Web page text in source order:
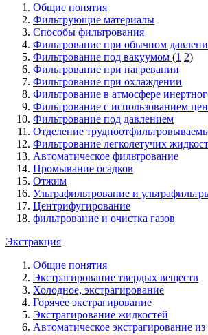
Общие понятия
Фильтрующие материалы
Способы фильтрования
Фильтрование при обычном
Фильтрование под вакуумом (1 2)
Фильтрование при нагревании
Фильтрование при охлаждении
Фильтрование в атмосфере
Фильтрование с использованием
Фильтрование под давлением
Отделение
Фильтрование легколетучих
Автоматическое фильтрование
Промывание осадков
Отжим
Ультрафильтрование и
Центрифугирование
фильтрование и очистка газов
Экстракция
Общие понятия
Экстрагирование твердых веществ
Холодное, экстрагирование
Горячее экстрагирование
Экстрагирование жидкостей
Автоматическое экстрагирование